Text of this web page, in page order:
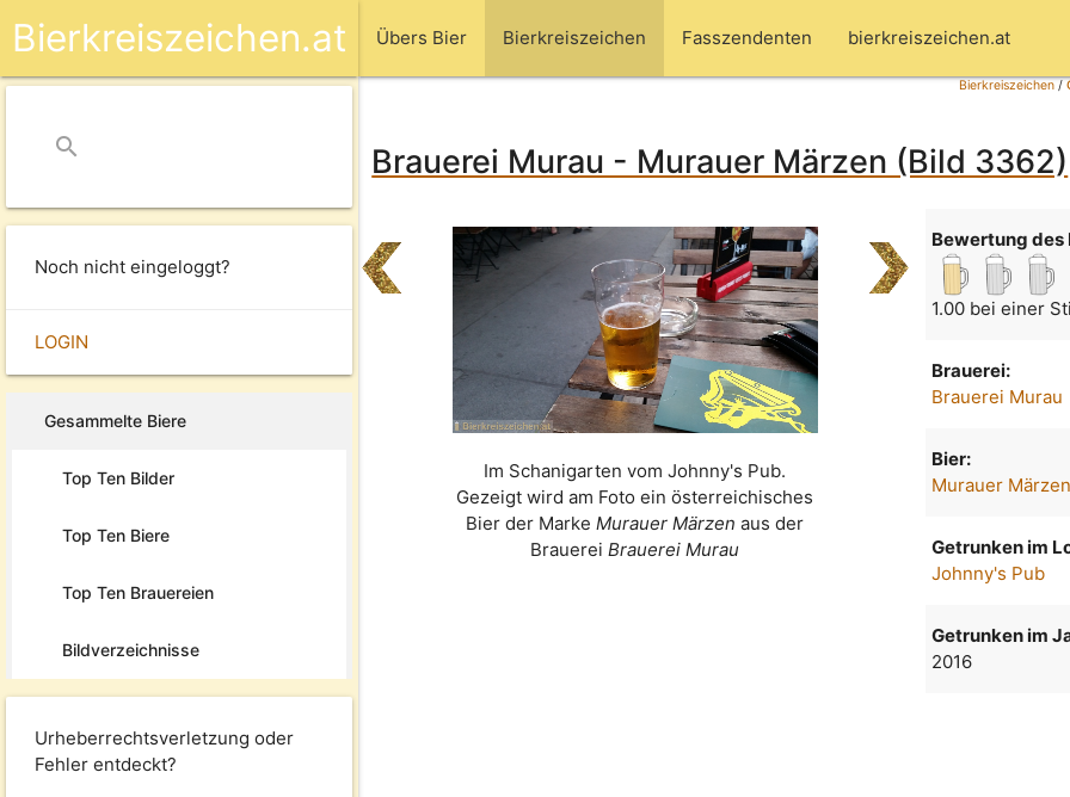
Übers Bier Bierkreiszeichen Fasszendenten bierkreiszeichen.at
Bierkreiszeichen.at
search
Noch nicht eingeloggt?
LOGIN
Gesammelte Biere
Top Ten Bilder
Top Ten Biere
Top Ten Brauereien
Bildverzeichnisse
Urheberrechtsverletzung oder
Fehler entdeckt?
Bierkreiszeichen/
Brauerei Murau - Murauer Märzen (Bild 3362)
Im Schanigarten vom Johnny's Pub.
Gezeigt wird am Foto ein österreichisches
Bier der MarkeMurauer Märzen aus der
BrauereiBrauerei Murau
Bewertung des
1.00 bei einer
Brauerei:
Brauerei Murau
Bier:
Murauer Märzen
Getrunken im
Johnny's Pub
Getrunken im
2016